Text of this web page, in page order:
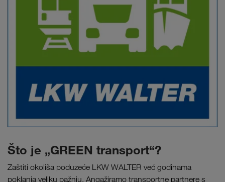
Što je „GREEN transport“?
Zaštiti okoliša poduzeće LKW WALTER već godinama
poklanja veliku pažnju. Angažiramo transportne partnere s